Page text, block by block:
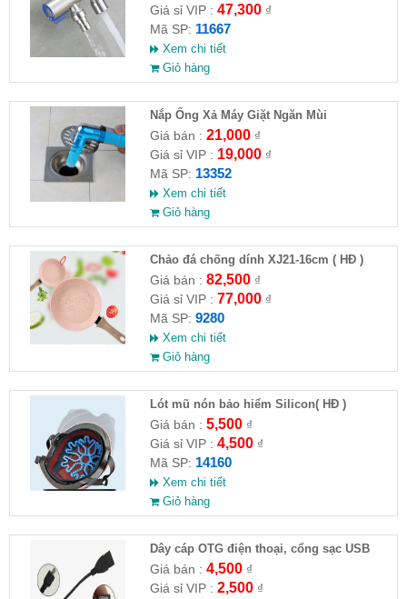
Giá sỉ VIP : 47,300₫
Mã SP: 11667
Xem chi tiết
Giỏ hàng
Nắp Ống Xả Máy Giặt Ngăn Mùi
Giá bán : 21,000₫
Giá sỉ VIP : 19,000₫
Mã SP: 13352
Xem chi tiết
Giỏ hàng
Chảo đá chống dính XJ21-16cm ( HĐ )
Giá bán : 82,500₫
Giá sỉ VIP : 77,000₫
Mã SP: 9280
Xem chi tiết
Giỏ hàng
Lót mũ nón bảo hiểm Silicon( HĐ )
Giá bán : 5,500₫
Giá sỉ VIP : 4,500₫
Mã SP: 14160
Xem chi tiết
Giỏ hàng
Dây cáp OTG điện thoại, cổng sạc USB
Giá bán : 4,500₫
Giá sỉ VIP : 2,500₫